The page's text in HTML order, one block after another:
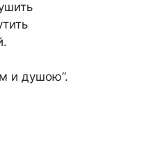
и душою”.